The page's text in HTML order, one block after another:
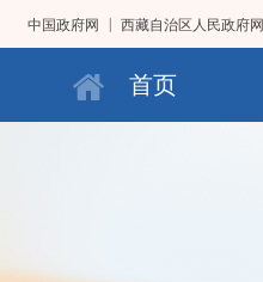
中国政府网 西藏自治区人民政府网
首页